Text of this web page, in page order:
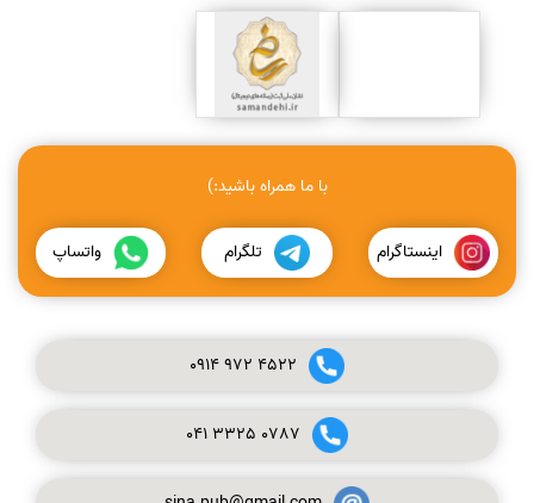
با ما همراه باشید:)
اینستاگرام تلگرام واتساپ
0914972 4522
041 3325 0787